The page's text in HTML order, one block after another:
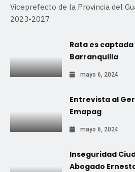
Viceprefecto de la Provincia del
2023-2027
Rata es
Barranquilla
mayo 6, 2024
Entrevista al
Emapag
mayo 6, 2024
Inseguridad
Abogado